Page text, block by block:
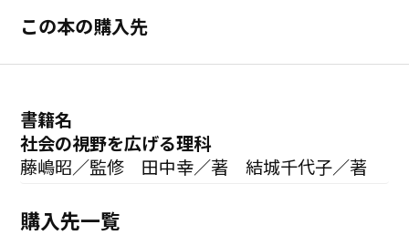
この本の購入先
書籍名
社会の視野を広げる理科
藤嶋昭／監修 田中幸／著 結城千代子／著
購入先一覧